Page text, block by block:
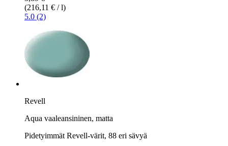
(216,11 € / l)
5.0 (2)
Revell
Aqua vaaleansininen, matta
Pidetyimmät Revell-värit, 88 eri sävyä